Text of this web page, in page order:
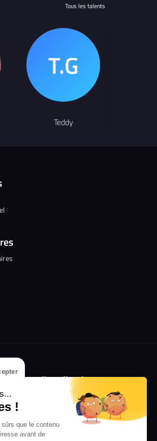
!
que le contenu
avant de
Tous les talents
Teddy
avec l'application
RIFFX !
sur l'App Store et Google Play